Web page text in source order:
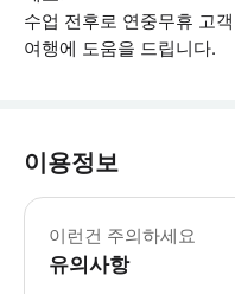
수업 전후로 연중무휴 고
여행에 도움을 드립니다.
이용정보
이런건 주의하세요
유의사항